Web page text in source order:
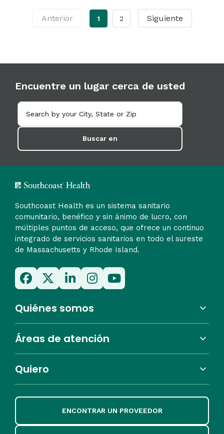
Anterior 1 2 Siguiente
Encuentre un lugar cerca de usted
Buscar en
Southcoast Health es un sistema sanitario
comunitario, benéfico y sin ánimo de lucro, con
múltiples puntos de acceso, que ofrece un continuo
integrado de servicios sanitarios en todo el sureste
de Massachusetts y Rhode Island.
Quiénes somos
Áreas de atención
Quiero
ENCONTRAR UN PROVEEDOR